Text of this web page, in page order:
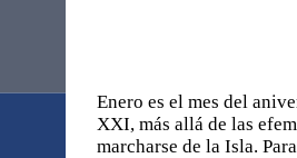
Enero es el mes del
XXI, más allá de las
marcharse de la Isla.